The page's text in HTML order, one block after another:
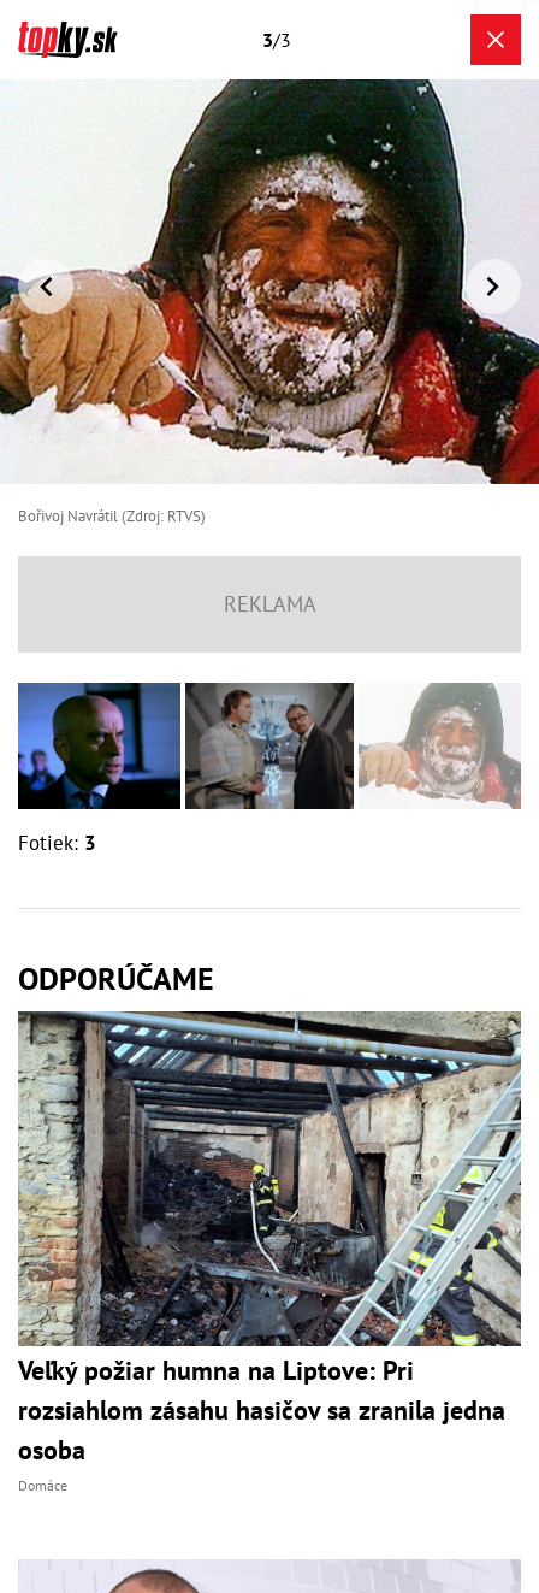
3/3
Bořivoj Navrátil (Zdroj: RTVS)
Fotiek: 3
ODPORÚČAME
Veľký požiar humna na Liptove: Pri
rozsiahlom zásahu hasičov sa zranila jedna
osoba
Domáce